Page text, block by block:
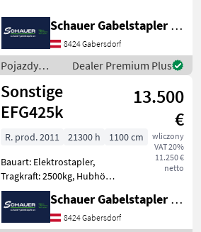
10V , Bereifung vorne:
Vollgummi Einfach 60 - 80%
, Bereifung hinten:
Vollgummi Einfac
Schauer Gabelstapler GmbH
8424 Gabersdorf
Pojazdy
silnikowe
rolnicze /
Sonstige
Dealer Premium Plus
Sonstige
EFG425k
13.500
€
wliczony
VAT 20%
11.250 €
netto
R. prod. 2011 21300 h
1100 cm
Bauart: Elektrostapler,
Tragkraft: 2500kg, Hubhöhe:
4450mm, Bauhöhe:
2060mm, Freihub: 1530mm,
Gabellänge: 1200mm,
Schauer Gabelstapler GmbH
8424 Gabersdorf